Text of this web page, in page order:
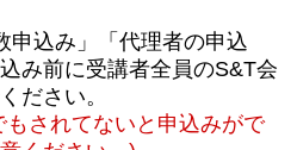
申込み」「代理者の申込
み前に受講者全員のS&T会
ださい。
されてないと申込みがで